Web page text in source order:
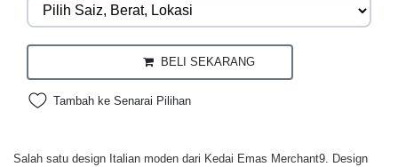
BELI SEKARANG
Tambah ke Senarai Pilihan
Salah satu design Italian moden dari Kedai Emas Merchant9. Design